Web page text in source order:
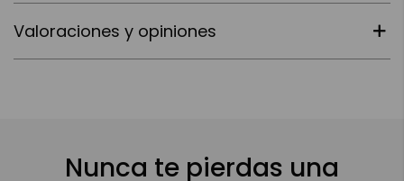
Valoraciones y opiniones
Nunca te pierdas una